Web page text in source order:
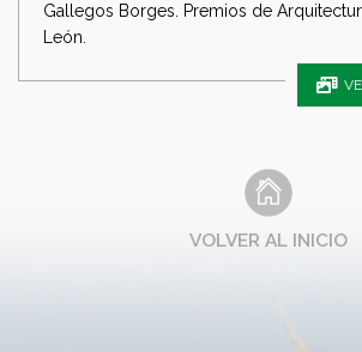
Gallegos Borges. Premios de
León.
VOLVER AL INICIO